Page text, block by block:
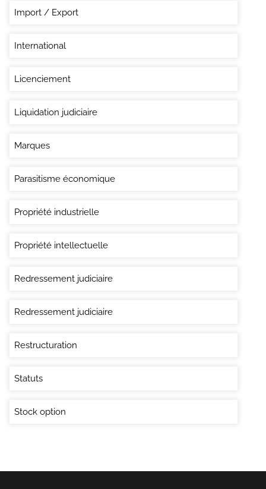
Import / Export
International
Licenciement
Liquidation judiciaire
Marques
Parasitisme économique
Propriété industrielle
Propriété intellectuelle
Redressement judiciaire
Redressement judiciaire
Restructuration
Statuts
Stock option